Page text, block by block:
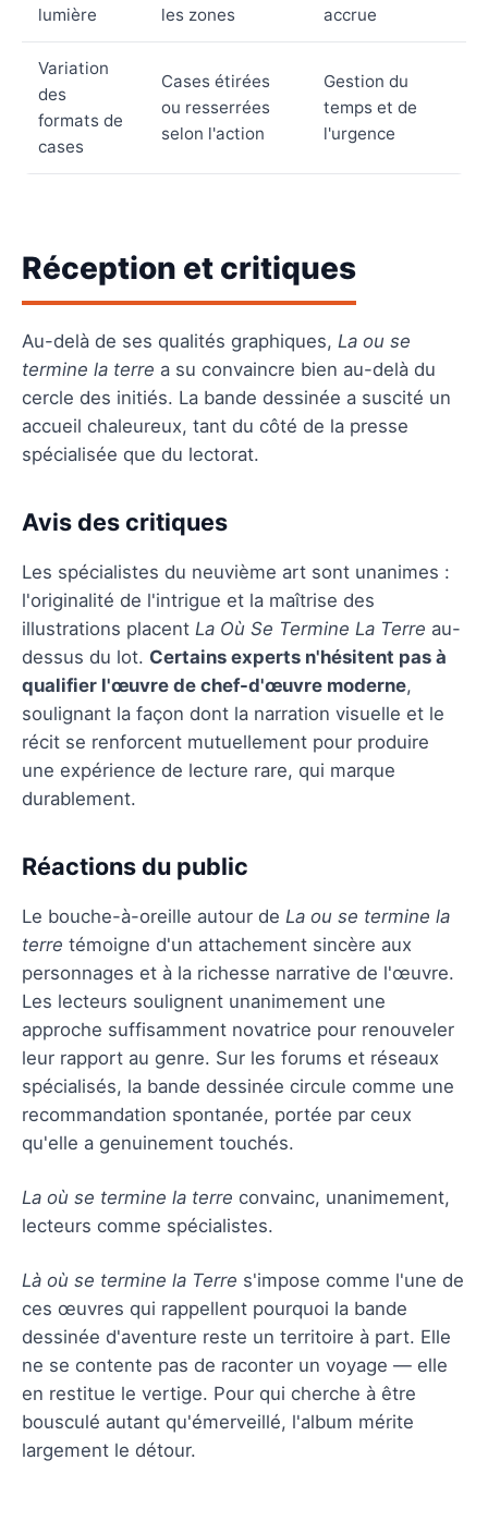
lumière
les zones
accrue
Variation
des
formats de
cases
Cases étirées
ou resserrées
selon l'action
Gestion du
temps et de
l'urgence
Réception et critiques
Au-delà de ses qualités graphiques, La ou se
termine la terre a su convaincre bien au-delà du
cercle des initiés. La bande dessinée a suscité un
accueil chaleureux, tant du côté de la presse
spécialisée que du lectorat.
Avis des critiques
Les spécialistes du neuvième art sont unanimes :
l'originalité de l'intrigue et la maîtrise des
illustrations placent La Où Se Termine La Terre au-
dessus du lot. Certains experts n'hésitent pas à
qualifier l'œuvre de chef-d'œuvre moderne,
soulignant la façon dont la narration visuelle et le
récit se renforcent mutuellement pour produire
une expérience de lecture rare, qui marque
durablement.
Réactions du public
Le bouche-à-oreille autour de La ou se termine la
terre témoigne d'un attachement sincère aux
personnages et à la richesse narrative de l'œuvre.
Les lecteurs soulignent unanimement une
approche suffisamment novatrice pour renouveler
leur rapport au genre. Sur les forums et réseaux
spécialisés, la bande dessinée circule comme une
recommandation spontanée, portée par ceux
qu'elle a genuinement touchés.
La où se termine la terre convainc, unanimement,
lecteurs comme spécialistes.
Là où se termine la Terre s'impose comme l'une de
ces œuvres qui rappellent pourquoi la bande
dessinée d'aventure reste un territoire à part. Elle
ne se contente pas de raconter un voyage — elle
en restitue le vertige. Pour qui cherche à être
bousculé autant qu'émerveillé, l'album mérite
largement le détour.